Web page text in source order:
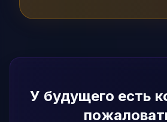
У будущего есть